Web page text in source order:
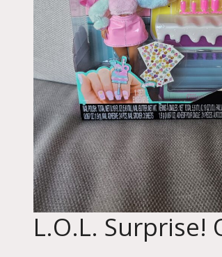
L.O.L. Surprise!